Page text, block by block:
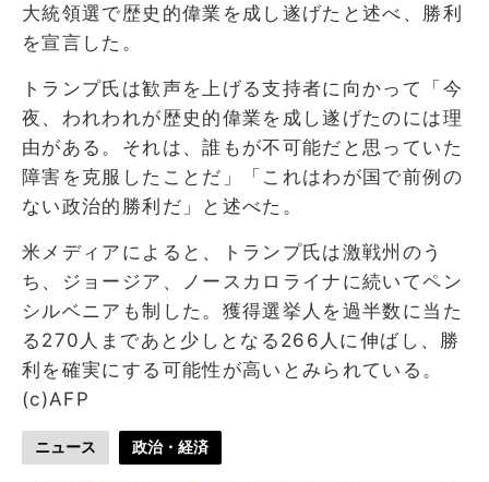
大統領選で歴史的偉業を成し遂げたと述べ、勝利
を宣言した。
トランプ氏は歓声を上げる支持者に向かって「今
夜、われわれが歴史的偉業を成し遂げたのには理
由がある。それは、誰もが不可能だと思っていた
障害を克服したことだ」「これはわが国で前例の
ない政治的勝利だ」と述べた。
米メディアによると、トランプ氏は激戦州のう
ち、ジョージア、ノースカロライナに続いてペン
シルベニアも制した。獲得選挙人を過半数に当た
る270人まであと少しとなる266人に伸ばし、勝
利を確実にする可能性が高いとみられている。
(c)AFP
ニュース 政治・経済